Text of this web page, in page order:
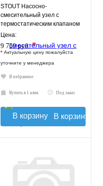
STOUT Насосно-
смесительный узел с
термостатическим клапаном
20-43°C и
жидкокристаллическим
термомет
Цена:
9 750 руб.*
* Актуальную цену пожалуйста
уточните у менеджера
В избранное
Купить в 1 клик Под заказ
В корзину